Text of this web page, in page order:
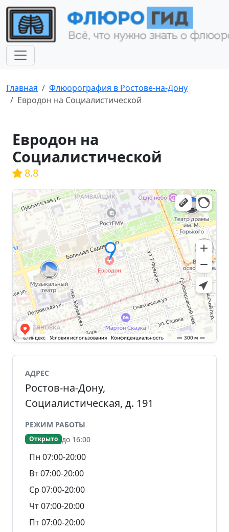
Главная
Флюорография в Ростове-на-Дону
Евродон на Социалистической
Евродон на
Социалистической
8.8
АДРЕС
Ростов-на-Дону,
Социалистическая, д. 191
РЕЖИМ РАБОТЫ
Открыто до 16:00
Пн 07:00-20:00
Вт 07:00-20:00
Ср 07:00-20:00
Чт 07:00-20:00
Пт 07:00-20:00